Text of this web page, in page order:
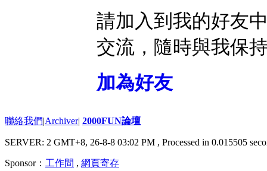
請加入到我的好友
交流，隨時與我保
加為好友
聯絡我們|Archiver| 2000FUN論壇
SERVER: 2 GMT+8, 26-8-8 03:02 PM , Processed in 0.015505
Sponsor： 工作間 , 網頁寄存